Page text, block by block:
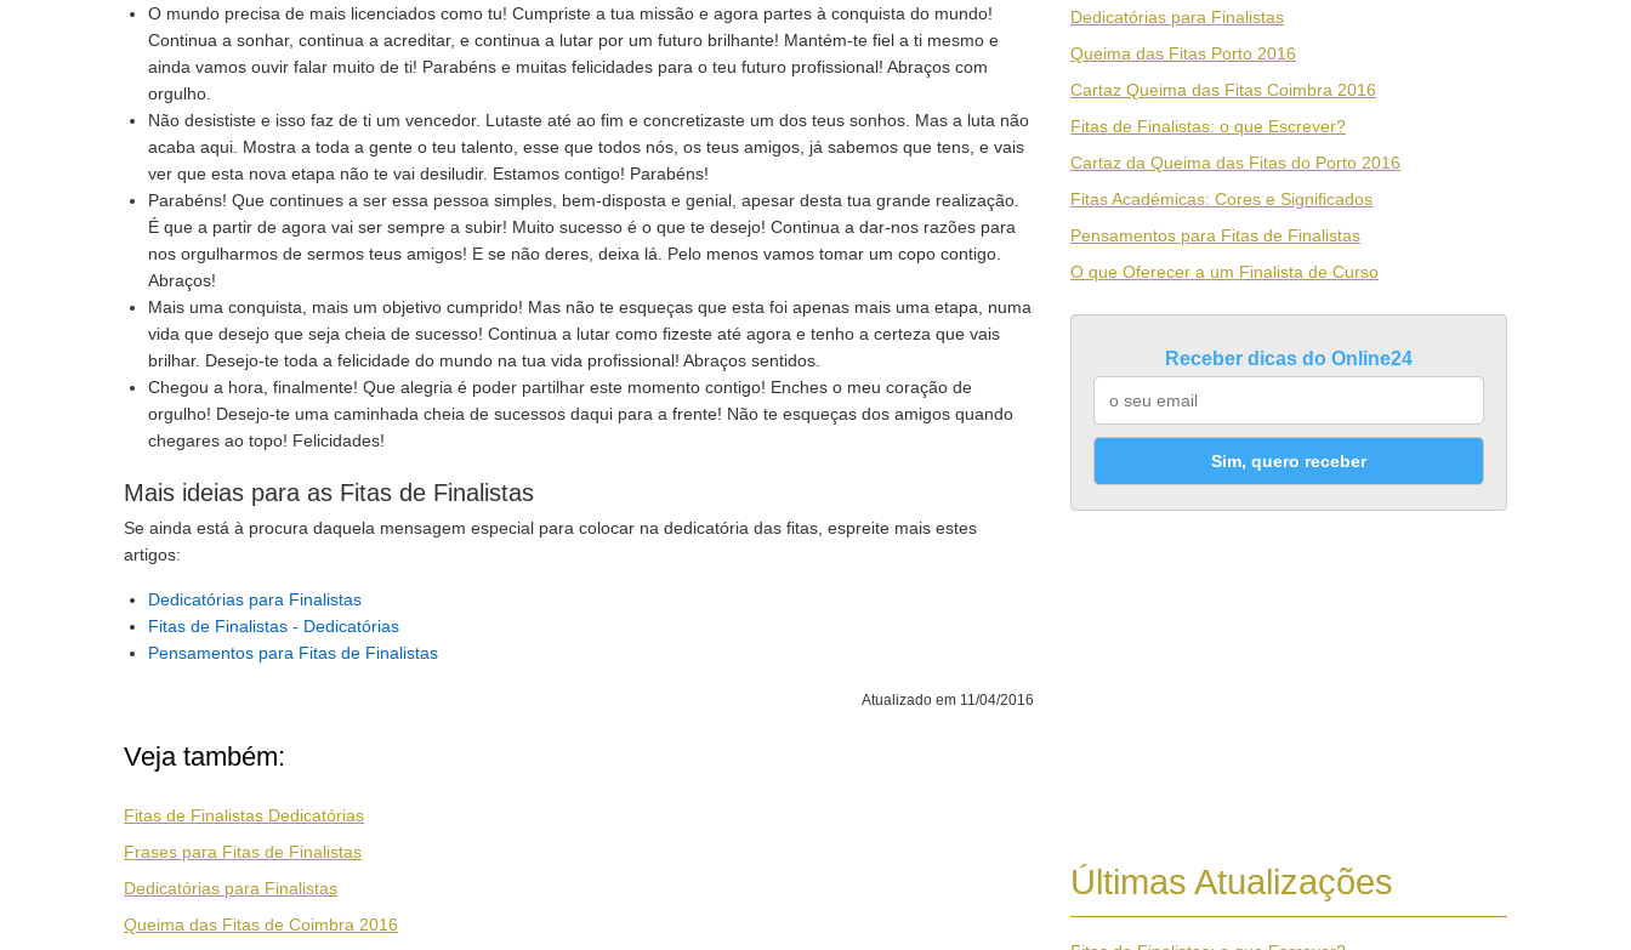
O mundo precisa de mais licenciados como tu! Cumpriste a tua missão e agora partes à conquista do mundo!
Continua a sonhar, continua a acreditar, e continua a lutar por um futuro brilhante! Mantém-te fiel a ti mesmo e
ainda vamos ouvir falar muito de ti! Parabéns e muitas felicidades para o teu futuro profissional! Abraços com
orgulho.
Não desististe e isso faz de ti um vencedor. Lutaste até ao fim e concretizaste um dos teus sonhos. Mas a luta não
acaba aqui. Mostra a toda a gente o teu talento, esse que todos nós, os teus amigos, já sabemos que tens, e vais
ver que esta nova etapa não te vai desiludir. Estamos contigo! Parabéns!
Parabéns! Que continues a ser essa pessoa simples, bem-disposta e genial, apesar desta tua grande realização.
É que a partir de agora vai ser sempre a subir! Muito sucesso é o que te desejo! Continua a dar-nos razões para
nos orgulharmos de sermos teus amigos! E se não deres, deixa lá. Pelo menos vamos tomar um copo contigo.
Abraços!
Mais uma conquista, mais um objetivo cumprido! Mas não te esqueças que esta foi apenas mais uma etapa, numa
vida que desejo que seja cheia de sucesso! Continua a lutar como fizeste até agora e tenho a certeza que vais
brilhar. Desejo-te toda a felicidade do mundo na tua vida profissional! Abraços sentidos.
Chegou a hora, finalmente! Que alegria é poder partilhar este momento contigo! Enches o meu coração de
orgulho! Desejo-te uma caminhada cheia de sucessos daqui para a frente! Não te esqueças dos amigos quando
chegares ao topo! Felicidades!
Mais ideias para as Fitas de Finalistas
Se ainda está à procura daquela mensagem especial para colocar na dedicatória das fitas, espreite mais estes
artigos:
Dedicatórias para Finalistas
Fitas de Finalistas - Dedicatórias
Pensamentos para Fitas de Finalistas
Atualizado em 11/04/2016
Veja também:
Fitas de Finalistas Dedicatórias
Frases para Fitas de Finalistas
Dedicatórias para Finalistas
Queima das Fitas de Coimbra 2016
Dedicatórias para Finalistas
Queima das Fitas Porto 2016
Cartaz Queima das Fitas Coimbra 2016
Fitas de Finalistas: o que Escrever?
Cartaz da Queima das Fitas do Porto 2016
Fitas Académicas: Cores e Significados
Pensamentos para Fitas de Finalistas
O que Oferecer a um Finalista de Curso
Receber dicas do Online24
Sim, quero receber
Últimas Atualizações